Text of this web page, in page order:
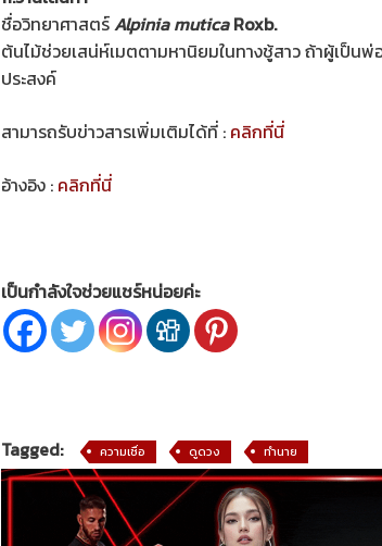
ชื่อวิทยาศาสตร์Alpinia muticaRoxb.
ต้นไม้ช่วยเสน่ห์เมตตามหานิยมในทางชู้สาว ถ้าผู้เป็น
ประสงค์
สามารถรับข่าวสารเพิ่มเติมได้ที่ : คลิกที่นี่
อ้างอิง : คลิกที่นี่
เป็นกำลังใจช่วยแชร์หน่อยค่ะ
Tagged: ความเชื่อ ดูดวง ทำนาย